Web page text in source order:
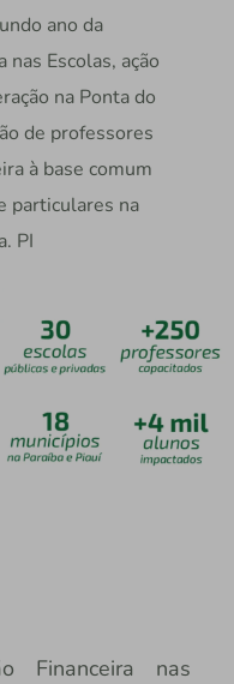
ano da
nas Escolas, ação
na Ponta do
de professores
à base comum
particulares na
PI
Financeira nas